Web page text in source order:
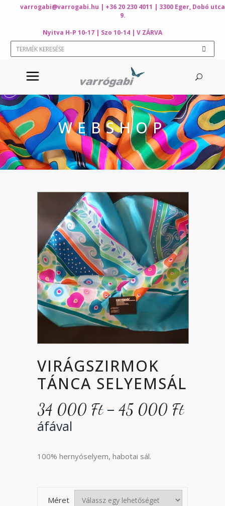
varrogabi@varrogabi.hu | +36 20 230 4011 | 3300 Eger, Dobó utca
9.
Nyitva H-P 10-17 | Szo 10-14 | V ZÁRVA
WEBSHOP
VIRÁGSZIRMOK
TÁNCA SELYEMSÁL
34 000 Ft – 45 000 Ft34
áfával
100% hernyóselyem, habotai sál.
Méret